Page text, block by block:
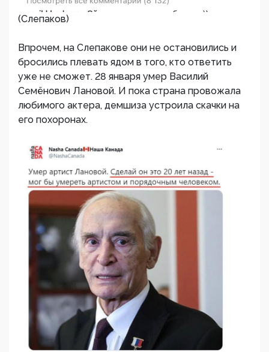
(Слепаков)
Впрочем, на Слепакове они не остановились и
бросились плевать ядом в того, кто ответить
уже не сможет. 28 января умер Василий
Семёнович Лановой. И пока страна провожала
любимого актера, демшиза устроила скачки на
его похоронах.